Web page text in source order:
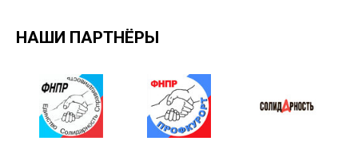
IX Туристический слёт
Турслет и Спартакиада –
праздники спорта и
НАШИ ПАРТНЁРЫ